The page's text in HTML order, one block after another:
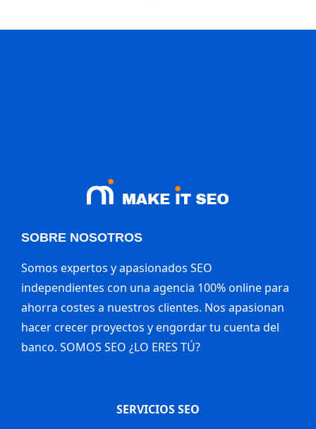
SOBRE NOSOTROS
Somos expertos y apasionados SEO
independientes con una agencia 100% online para
ahorra costes a nuestros clientes. Nos apasionan
hacer crecer proyectos y engordar tu cuenta del
banco. SOMOS SEO ¿LO ERES TÚ?
SERVICIOS SEO